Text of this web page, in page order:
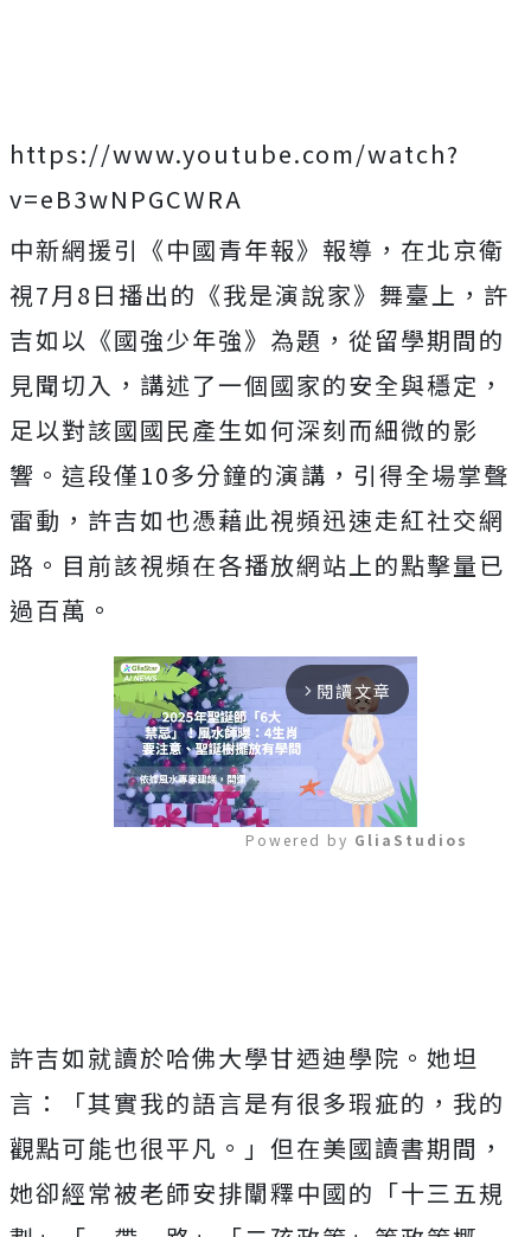
https://www.youtube.com/watch?
v=eB3wNPGCWRA
中新網援引《中國青年報》報導，在北京衛
視7月8日播出的《我是演說家》舞臺上，許
吉如以《國強少年強》為題，從留學期間的
見聞切入，講述了一個國家的安全與穩定，
足以對該國國民產生如何深刻而細微的影
響。這段僅10多分鐘的演講，引得全場掌聲
雷動，許吉如也憑藉此視頻迅速走紅社交網
路。目前該視頻在各播放網站上的點擊量已
過百萬。
arrow_forward_ios 閱讀文章
Powered by GliaStudios
許吉如就讀於哈佛大學甘迺迪學院。她坦
言：「其實我的語言是有很多瑕疵的，我的
觀點可能也很平凡。」但在美國讀書期間，
她卻經常被老師安排闡釋中國的「十三五規